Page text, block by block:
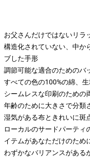
お父さんだけではないリラ
構造化されていない、中か
ブした手形
調節可能な適合のためのバ
すべての色の100%の綿、
シームレスな印刷のための
年齢のために大きさで分類
湿気がある布ときれいに斑
ローカルのサードパーティ
イテムがあなただけのため
わずかなバリアンスがある